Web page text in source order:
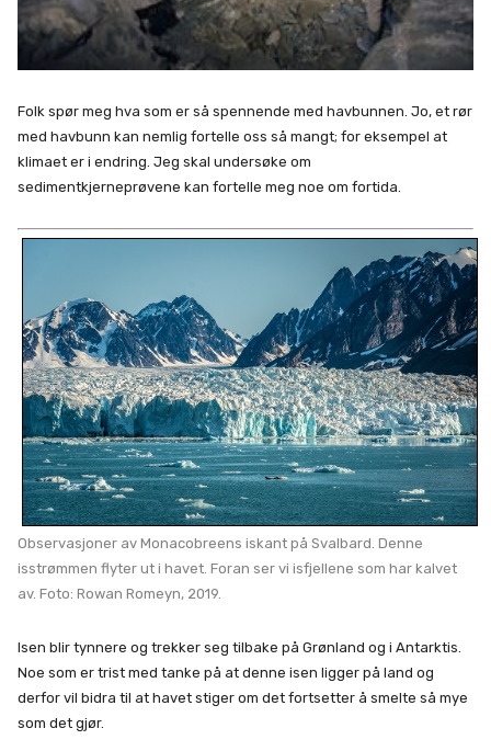
Folk spør meg hva som er så spennende med havbunnen. Jo, et rør
med havbunn kan nemlig fortelle oss så mangt; for eksempel at
klimaet er i endring. Jeg skal undersøke om
sedimentkjerneprøvene kan fortelle meg noe om fortida.
Observasjoner av Monacobreens iskant på Svalbard. Denne
isstrømmen flyter ut i havet. Foran ser vi isfjellene som har kalvet
av. Foto: Rowan Romeyn, 2019.
Isen blir tynnere og trekker seg tilbake på Grønland og i Antarktis.
Noe som er trist med tanke på at denne isen ligger på land og
derfor vil bidra til at havet stiger om det fortsetter å smelte så mye
som det gjør.